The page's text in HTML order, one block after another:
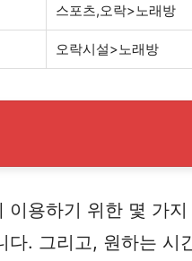
스포츠,오락>노래방
오락시설>노래방
용하기 위한 몇 가
. 그리고, 원하는